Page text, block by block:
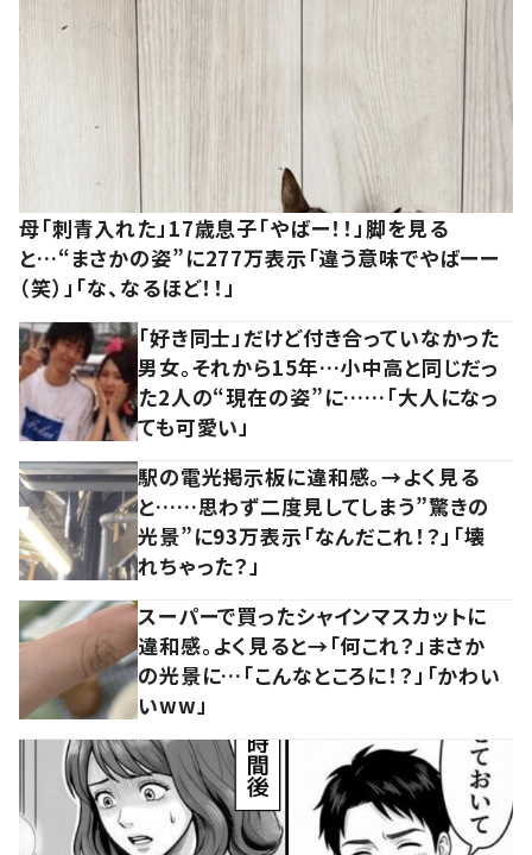
母「刺青入れた」17歳息子「やばー！！」脚を見る
と…“まさかの姿”に277万表示「違う意味でやばーー
（笑）」「な、なるほど！！」
「好き同士」だけど付き合っていなかった
男女。それから15年…小中高と同じだっ
た2人の“現在の姿”に……「大人になっ
ても可愛い」
駅の電光掲示板に違和感。→よく見る
と……思わず二度見してしまう”驚きの
光景”に93万表示「なんだこれ！？」「壊
れちゃった？」
スーパーで買ったシャインマスカットに
違和感。よく見ると→「何これ？」まさか
の光景に…「こんなところに！？」「かわい
いww」